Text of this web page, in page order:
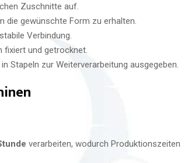
Zuschnitte auf.
die gewünschte Form zu erhalten.
Verbindung.
fixiert und getrocknet.
Stapeln zur Weiterverarbeitung ausgegeben.
verarbeiten, wodurch Produktionszeiten